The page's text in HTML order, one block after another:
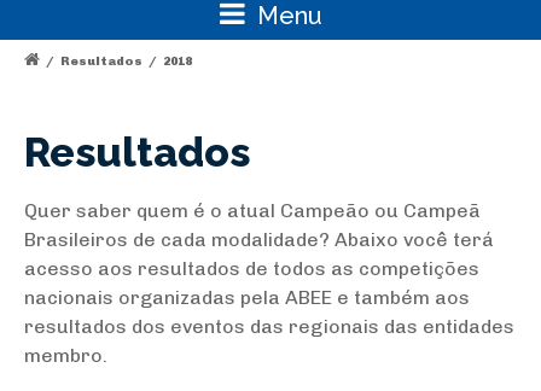
Menu
/ Resultados / 2018
Resultados
Quer saber quem é o atual Campeão ou Campeã
Brasileiros de cada modalidade? Abaixo você terá
acesso aos resultados de todos as competições
nacionais organizadas pela ABEE e também aos
resultados dos eventos das regionais das entidades
membro.